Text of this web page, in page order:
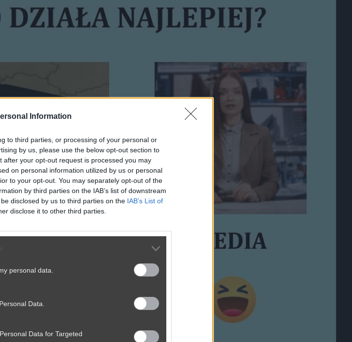
Information
to third parties, or processing of your personal or
by us, please use the below opt-out section to
after your opt-out request is processed you may
on personal information utilized by us or personal
to your opt-out. You may separately opt-out of the
by third parties on the IAB’s list of downstream
disclosed by us to third parties on the IAB’s List of
disclose it to other third parties.
personal data.
Data.
Data for Targeted